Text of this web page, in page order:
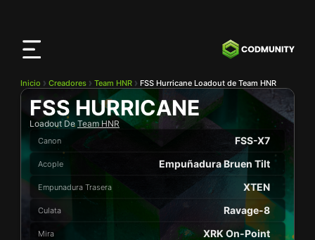
Inicio Creadores Team HNR FSS Hurricane Loadout de Team HNR
FSS HURRICANE
Loadout De Team HNR
Canon FSS-X7
Acople Empuñadura Bruen Tilt
Empunadura Trasera XTEN
Culata Ravage-8
Mira XRK On-Point